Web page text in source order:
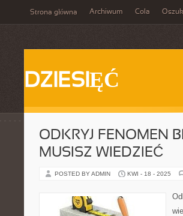
Strona główna Archiwum Cola
DZIESIĘĆ
ODKRYJ FENOMEN
MUSISZ WIEDZIEĆ
POSTED BY ADMIN KWI - 18 - 2025